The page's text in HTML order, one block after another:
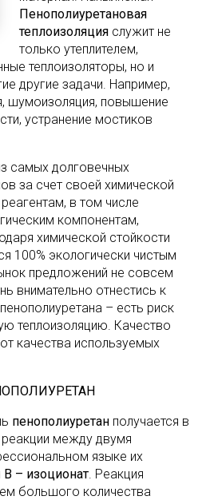
Пенополиуретановая
теплоизоляция служит не
только утеплителем,
теплоизоляторы, но и
другие задачи. Например,
шумоизоляция, повышение
устранение мостиков
самых долговечных
за счет своей химической
в том числе
компонентам,
химической стойкости
100% экологически чистым
предложений не совсем
внимательно отнестись к
– есть риск
теплоизоляцию. Качество
качества используемых
пенополиуретан получается в
реакции между двумя
языке их
В – изоционат. Реакция
большого количества